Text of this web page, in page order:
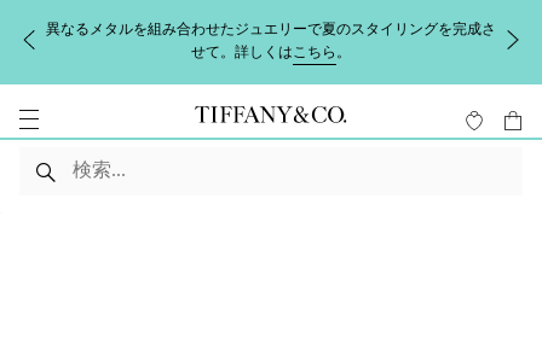
異なるメタルを組み合わせたジュエリーで夏のスタイリングを完成さ
せて。詳しくはこちら 。